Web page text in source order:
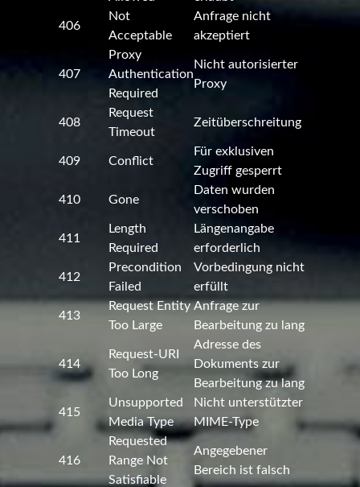
406
Not
Acceptable
Anfrage nicht
akzeptiert
407
Proxy
Authentication
Required
Nicht autorisierter
Proxy
408
Request
Timeout
Zeitüberschreitung
409 Conflict
Für exklusiven
Zugriff gesperrt
410 Gone
Daten wurden
verschoben
411
Length
Required
Längenangabe
erforderlich
412
Precondition
Failed
Vorbedingung nicht
erfüllt
413
Request Entity
Too Large
Anfrage zur
Bearbeitung zu lang
414
Request-URI
Too Long
Adresse des
Dokuments zur
Bearbeitung zu lang
415
Unsupported
Media Type
Nicht unterstützter
MIME-Type
416
Requested
Range Not
Satisfiable
Angegebener
Bereich ist falsch